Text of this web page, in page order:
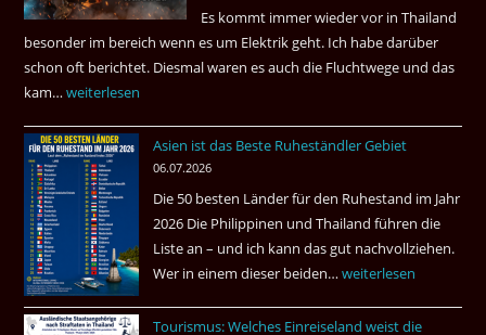
können?
|
Helmut
fragt
Es kommt immer wieder vor in Thailand
besonder im bereich wenn es um Elektrik geht. Ich habe darüber
schon oft berichtet. Diesmal waren es auch die Fluchtwege und das
kam…Mindestens
Tote
einem
Pub
Bangkok
weiterlesen
Asien ist das Beste Ruheständler Gebiet
06.07.2026
Die 50 besten Länder für den Ruhestand im Jahr
2026 Die Philippinen und Thailand führen die
Liste an – und ich kann das gut nachvollziehen.
Wer in einem dieser beiden…Asien
das
weiterlesen
Tourismus: Welches Einreiseland weist die